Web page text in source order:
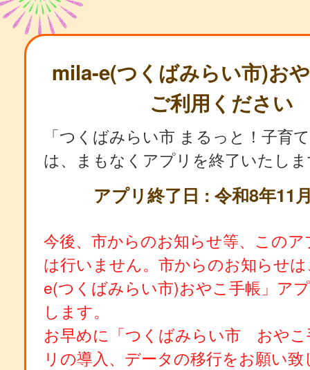
mila-e(つくばみらい市)お
ご利用ください
「つくばみらい市 まるっと！子育
は、まもなくアプリを終了いたし
アプリ終了日 : 令和8年11
今後、市からのお知らせ等、この
は行いません。市からのお知らせ
e(つくばみらい市)おやこ手帳」ア
します。
お早めに「つくばみらい市 おやこ
リの導入、データの移行をお願い